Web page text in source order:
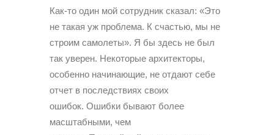
Как-то один мой сотрудник сказал: «Это
не такая уж проблема. К счастью, мы не
строим самолеты». Я бы здесь не был
так уверен. Некоторые архитекторы,
особенно начинающие, не отдают себе
отчет в последствиях своих
ошибок. Ошибки бывают более
масштабными, чем